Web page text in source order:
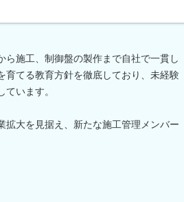
施工、制御盤の製作まで自社で一貫し
育てる教育方針を徹底しており、未経験
います。
拡大を見据え、新たな施工管理メンバー